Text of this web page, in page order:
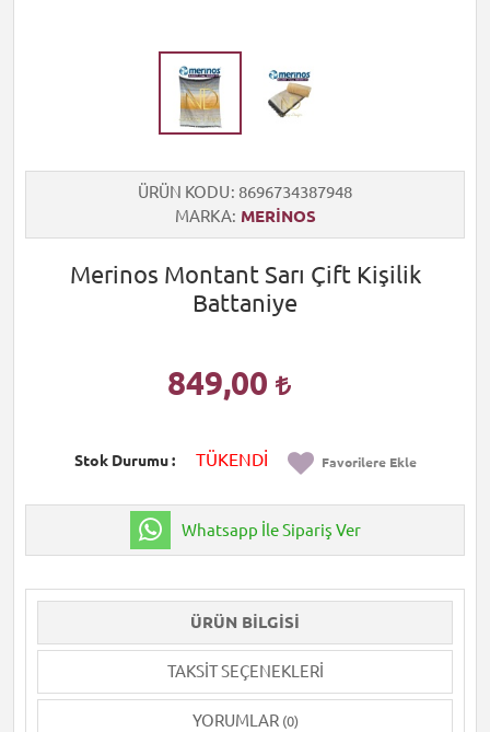
ÜRÜN KODU 8696734387948
MARKA MERİNOS
Merinos Montant Sarı Çift Kişilik
Battaniye
849,00
Stok Durumu TÜKENDİ Favorilere Ekle
Whatsapp İle Sipariş Ver
ÜRÜN BILGISI
TAKSIT SEÇENEKLERI
YORUMLAR (0)